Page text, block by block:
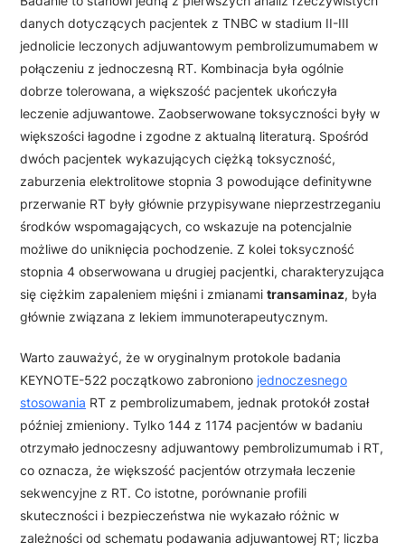
danych dotyczących pacjentek z TNBC w stadium II-III
jednolicie leczonych adjuwantowym pembrolizumumabem w
połączeniu z jednoczesną RT. Kombinacja była ogólnie
dobrze tolerowana, a większość pacjentek ukończyła
leczenie adjuwantowe. Zaobserwowane toksyczności były w
większości łagodne i zgodne z aktualną literaturą. Spośród
dwóch pacjentek wykazujących ciężką toksyczność,
zaburzenia elektrolitowe stopnia 3 powodujące definitywne
przerwanie RT były głównie przypisywane nieprzestrzeganiu
środków wspomagających, co wskazuje na potencjalnie
możliwe do uniknięcia pochodzenie. Z kolei toksyczność
stopnia 4 obserwowana u drugiej pacjentki, charakteryzująca
się ciężkim zapaleniem mięśni i zmianami transaminaz, była
głównie związana z lekiem immunoterapeutycznym.
Warto zauważyć, że w oryginalnym protokole badania
KEYNOTE-522 początkowo zabroniono jednoczesnego
stosowania RT z pembrolizumabem, jednak protokół został
później zmieniony. Tylko 144 z 1174 pacjentów w badaniu
otrzymało jednoczesny adjuwantowy pembrolizumumab i RT,
co oznacza, że większość pacjentów otrzymała leczenie
sekwencyjne z RT. Co istotne, porównanie profili
skuteczności i bezpieczeństwa nie wykazało różnic w
zależności od schematu podawania adjuwantowej RT; liczba